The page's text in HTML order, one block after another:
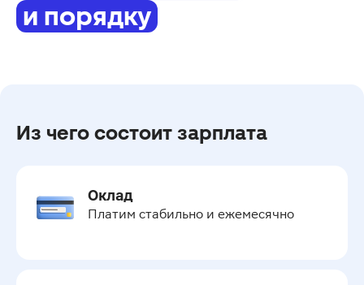
и порядку
Из чего состоит зарплата
Оклад
Платим стабильно и ежемесячно